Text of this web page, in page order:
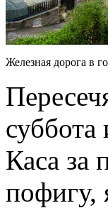
Железная дорога в
суббота
Каса
пофигу,